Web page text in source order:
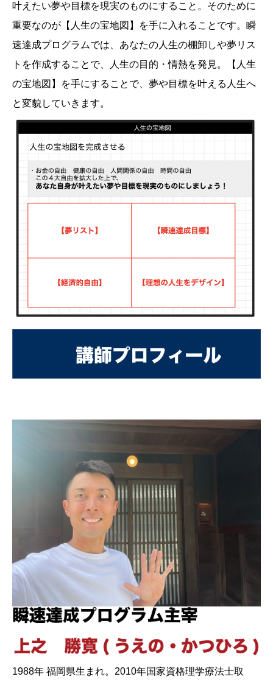
叶えたい夢や目標を現実のものにすること。そのために
重要なのが【人生の宝地図】を手に入れることです。瞬
速達成プログラムでは、あなたの人生の棚卸しや夢リス
トを作成することで、人生の目的・情熱を発見。【人生
の宝地図】を手にすることで、夢や目標を叶える人生へ
と変貌していきます。
1988年 福岡県生まれ。2010年国家資格理学療法士取